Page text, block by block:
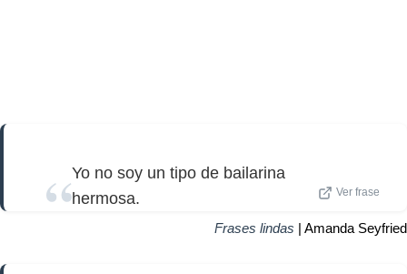
Yo no soy un tipo de bailarina
hermosa.
Ver frase
Frases lindas | Amanda Seyfried